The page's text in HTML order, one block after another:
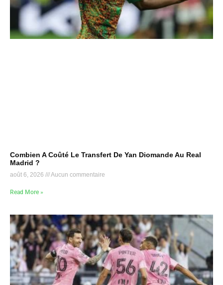
Combien A Coûté Le Transfert De Yan Diomande Au Real
Madrid ?
août 6, 2026 Aucun commentaire
Read More »